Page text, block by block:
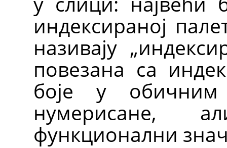
индексираној
називају
повезана са
боје у обичним
нумерисане,
функционални